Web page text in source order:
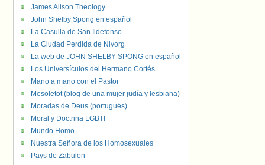
James Alison Theology
John Shelby Spong en español
La Casulla de San Ildefonso
La Ciudad Perdida de Nivorg
La web de JOHN SHELBY SPONG en español
Los Universículos del Hermano Cortés
Mano a mano con el Pastor
Mesoletot (blog de una mujer judía y lesbiana)
Moradas de Deus (portugués)
Moral y Doctrina LGBTI
Mundo Homo
Nuestra Señora de los Homosexuales
Pays de Zabulon